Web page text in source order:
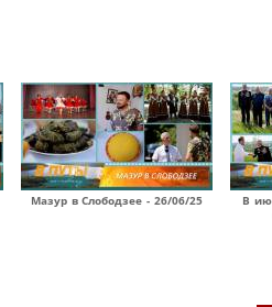
Мазур в Слободзее - 26/06/25
В